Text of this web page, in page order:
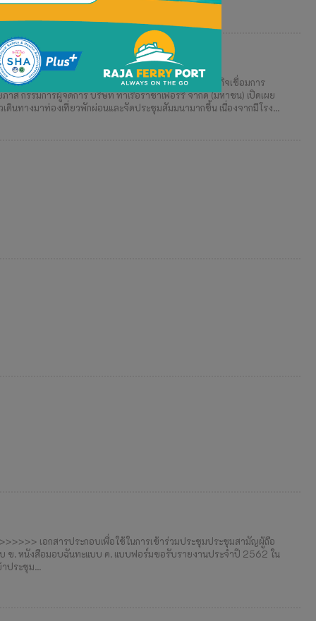
ป็นเกตเวย์เชื่อมเกาะสู่เมือง รับท่องเที่ยวฟื้น ’65
คาดใช้เวลาก่อสร้าง 6-12 เดือน มองโอกาสขยายฐานธุรกิจเชื่อมการ
ส กรรมการผู้จัดการ บริษัท ท่าเรือราชาเฟอร์รี่ จำกัด (มหาชน) เปิดเผย
นทางมาท่องเที่ยวพักผ่อนและจัดประชุมสัมมนามากขึ้น เนื่องจากมีโรง...
เอกสารประกอบเพื่อใช้ในการเข้าร่วมประชุมประชุมสามัญผู้ถือ
. หนังสือมอบฉันทะแบบ ค. แบบฟอร์มขอรับรายงานประจำปี 2562 ใน
ประชุม...